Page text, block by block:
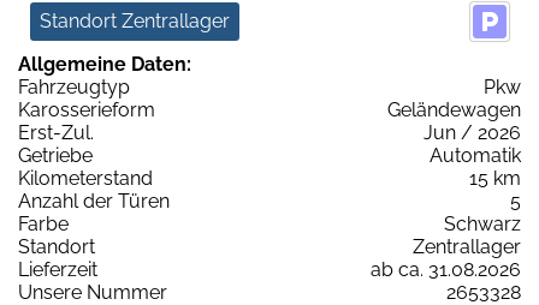
Standort Zentrallager
Allgemeine Daten:
Fahrzeugtyp
Pkw
Karosserieform
Geländewagen
Erst-Zul.
Jun / 2026
Getriebe
Automatik
Kilometerstand
15 km
Anzahl der Türen
5
Farbe
Schwarz
Standort
Zentrallager
Lieferzeit
ab ca. 31.08.2026
Unsere Nummer
2653328